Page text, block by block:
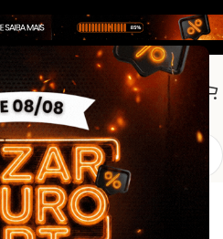
Pro – Acero – Preto